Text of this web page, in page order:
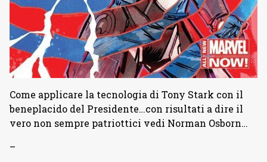
Come applicare la tecnologia di Tony Stark con il
beneplacido del Presidente…con risultati a dire il
vero non sempre patriottici vedi Norman Osborn…
–